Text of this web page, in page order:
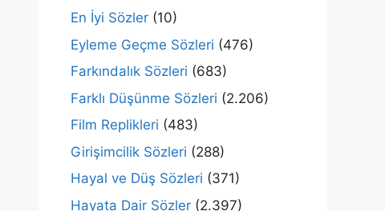
En İyi Sözler (10)
Eyleme Geçme Sözleri (476)
Farkındalık Sözleri (683)
Farklı Düşünme Sözleri (2.206)
Film Replikleri (483)
Girişimcilik Sözleri (288)
Hayal ve Düş Sözleri (371)
Hayata Dair Sözler (2.397)